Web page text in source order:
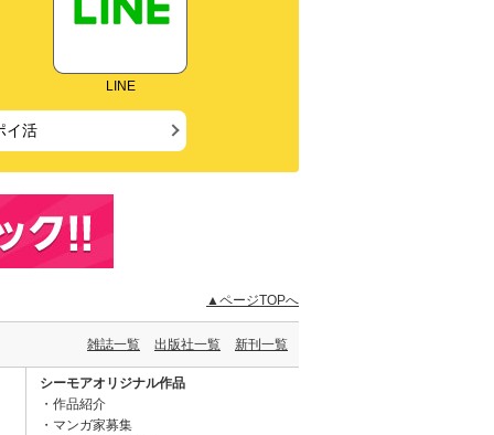
LINE
イ活
▲ページTOPへ
雑誌一覧 出版社一覧 新刊一覧
シーモアオリジナル作品
作品紹介
マンガ家募集